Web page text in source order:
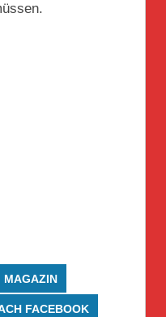
MAGAZIN
FACEBOOK